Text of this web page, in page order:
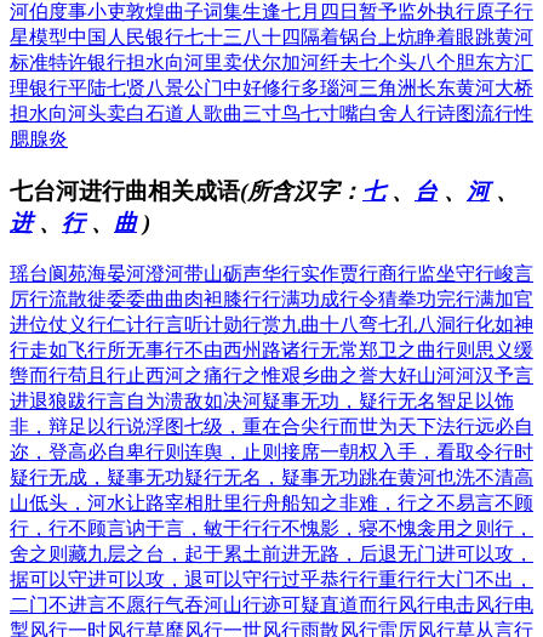
河伯度事小吏敦煌曲子词集生逢七月四日 暂予监外执行原子行
星模型中国人民银行七十三八十四 隔着锅台上炕睁着眼跳黄河
标准特许银行担水向河里卖伏尔加河纤夫七个头八个胆东方汇
理银行平陆七贤八景公门中好修行多瑙河三角洲长东黄河大桥
担水向河头卖白石道人歌曲三寸鸟七寸嘴白舍人行诗图流行性
腮腺炎
七台河进行曲相关成语(所含汉字： 七、 台、 河、
进、 行、 曲)
瑶台阆苑海晏河澄河带山砺声华行实作贾行商行监坐守行峻言
厉行流散徙委委曲曲肉袒膝行行满功成行令猜拳功完行满加官
进位仗义行仁计行言听计勋行赏九曲十八弯七孔八洞行化如神
行走如飞行所无事行不由西州路诸行无常郑卫之曲行则思义缓
辔而行苟且行止西河之痛行之惟艰乡曲之誉大好山河河汉予言
进退狼跋行言自为溃敌如决河疑事无功，疑行无名智足以饰
非，辩足以行说浮图七级，重在合尖行而世为天下法行远必自
迩，登高必自卑行则连舆，止则接席一朝权入手，看取令行时
疑行无成，疑事无功疑行无名，疑事无功跳在黄河也洗不清高
山低头，河水让路宰相肚里行舟船知之非难，行之不易言不顾
行，行不顾言讷于言，敏于行行不愧影，寝不愧衾用之则行，
舍之则藏九层之台，起于累土前进无路，后退无门进可以攻，
据可以守进可以攻，退可以守行过乎恭行行重行行大门不出，
二门不进言不愿行气吞河山行迹可疑直道而行风行电击风行电
掣风行一时风行草靡风行一世风行雨散风行雷厉风行草从言行